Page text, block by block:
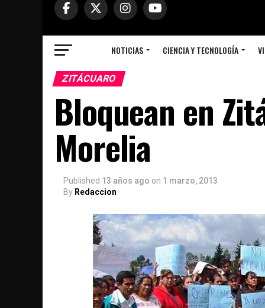
NOTICIAS CIENCIA Y TECNOLOGÍA
ZITÁCUARO
Bloquean en
Morelia
Published 13 años ago on 1 marzo, 2013
By Redaccion